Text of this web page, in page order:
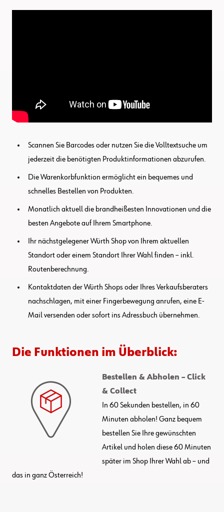
Scannen Sie Barcodes oder nutzen Sie die Volltextsuche um
jederzeit die benötigten Produktinformationen abzurufen.
Die Warenkorbfunktion ermöglicht ein bequemes und
schnelles Bestellen von Produkten.
Monatlich aktuell die brandheißesten Innovationen und die
besten Angebote auf Ihrem Smartphone.
Ihr nächstgelegener Würth Shop von Ihrem aktuellen
Standort oder einem Standort Ihrer Wahl finden – inkl.
Routenberechnung.
Kontaktdaten der Würth Shops oder Ihres Verkaufsberaters
nachschlagen, mit einer Fingerbewegung anrufen, eine E-
Mail versenden oder sofort ins Adressbuch übernehmen.
Die Funktionen im Überblick:
Bestellen & Abholen – Click
& Collect
In 60 Sekunden bestellen, in 60
Minuten abholen! Ganz bequem
bestellen Sie Ihre gewünschten
Artikel und holen diese 60 Minuten
später im Shop Ihrer Wahl ab – und
das in ganz Österreich!